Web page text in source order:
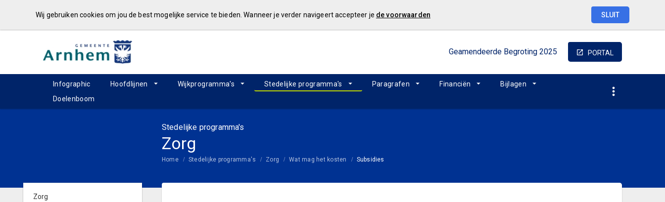
Wij gebruiken cookies om jou de best mogelijke service te bieden. Wanneer je verder navigeert accepteer je de voorwaarden SLUIT
Geamendeerde Begroting 2025 PORTAL
Infographic Hoofdlijnen Wijkprogramma's Stedelijke programma's Paragrafen Financiën
Bijlagen
Doelenboom
Stedelijke programma's
Zorg
Home Stedelijke programma's Zorg Wat mag het kosten Subsidies
Zorg